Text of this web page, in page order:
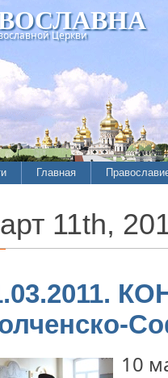
Церкви
Главная
11th,
10